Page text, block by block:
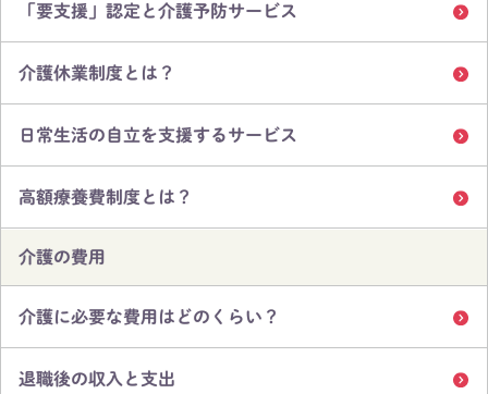
「要支援」認定と介護予防サービス
介護休業制度とは？
日常生活の自立を支援するサービス
高額療養費制度とは？
介護の費用
介護に必要な費用はどのくらい？
退職後の収入と支出